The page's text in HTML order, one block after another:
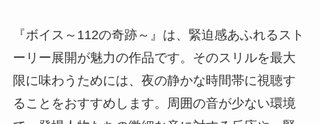
『ボイス～112の奇跡～』は、緊迫感あふれるスト
ーリー展開が魅力の作品です。そのスリルを最大
限に味わうためには、夜の静かな時間帯に視聴す
ることをおすすめします。周囲の音が少ない環境